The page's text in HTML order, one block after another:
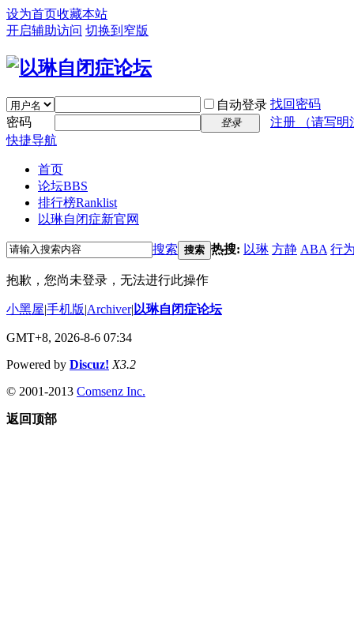
设为首页收藏本站
开启辅助访问 切换到窄版
自动登录 找回密码
密码
登录
注册 （请写明
快捷导航
首页
论坛BBS
排行榜Ranklist
以琳自闭症新官网
搜索 搜索 热搜: 以琳 方静 ABA 行
抱歉，您尚未登录，无法进行此操作
小黑屋|手机版|Archiver| 以琳自闭症论坛
GMT+8, 2026-8-6 07:34
Powered by Discuz! X3.2
© 2001-2013 Comsenz Inc.
返回顶部